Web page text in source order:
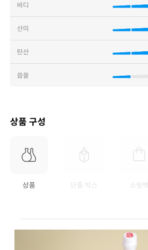
바디
산미
탄산
씁쓸
상품 구성
상품 단품 박스 쇼핑백